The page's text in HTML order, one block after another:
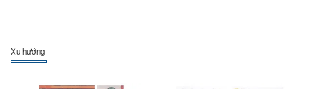
Xu hướng